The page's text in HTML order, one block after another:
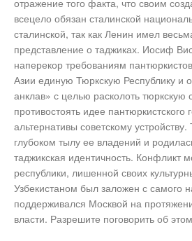
отражение того факта, что своим
всецело обязан сталинской
сталинской, так как Ленин имел
представление о таджиках. Иосиф
наперекор требованиям
Азии единую Тюркскую Республику и
анклав» с целью расколоть тюркскую
противостоять идее пантюркистского
альтернативы советскому
глубоком тылу ее владений и
таджикская идентичность. Конфликт
республики, лишенной своих
Узбекистаном был заложен с самого
поддерживался Москвой на
власти. Разрешите поговорить об